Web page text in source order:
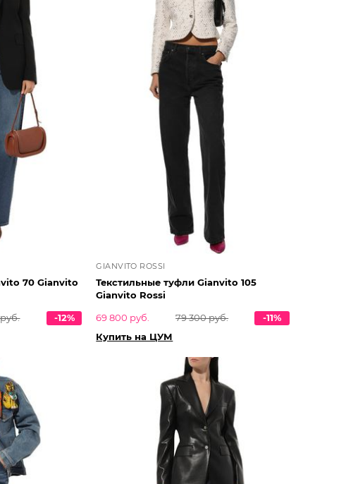
70 Gianvito
-12%
GIANVITO ROSSI
Текстильные туфли Gianvito 105
Gianvito Rossi
69 800 руб.
79 300 руб.
-11%
Купить на ЦУМ